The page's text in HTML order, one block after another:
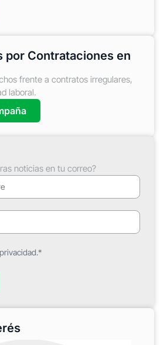
por Contrataciones en
frente a contratos irregulares,
laboral.
noticias en tu correo?